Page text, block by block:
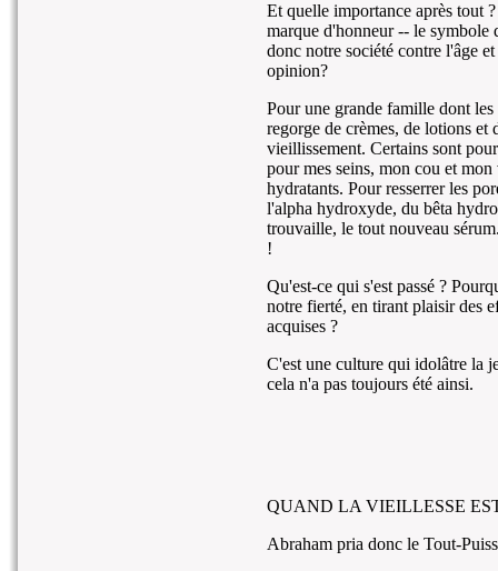
Et quelle importance après tout
marque d'honneur -- le symbole
donc notre société contre l'âge
opinion?
Pour une grande famille dont
regorge de crèmes, de lotions et
vieillissement. Certains sont
pour mes seins, mon cou et
hydratants. Pour resserrer les
l'alpha hydroxyde, du bêta
trouvaille, le tout nouveau
!
Qu'est-ce qui s'est passé ?
notre fierté, en tirant plaisir des
acquises ?
C'est une culture qui idolâtre la
cela n'a pas toujours été ainsi.
QUAND LA VIEILLESSE
Abraham pria donc le Tout-